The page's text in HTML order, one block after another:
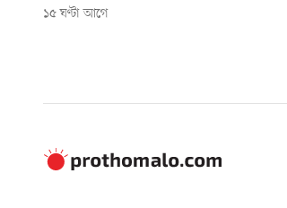
১৫ ঘণ্টা আগে